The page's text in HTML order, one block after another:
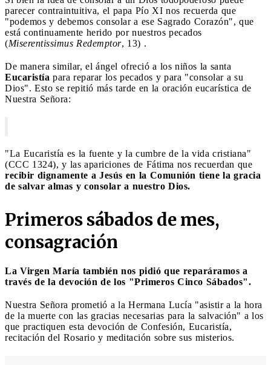
parecer contraintuitiva, el papa Pío XI nos recuerda que
"podemos y debemos consolar a ese Sagrado Corazón", que
está continuamente herido por nuestros pecados
(Miserentissimus Redemptor, 13) .
De manera similar, el ángel ofreció a los niños la santa
Eucaristía para reparar los pecados y para "consolar a su
Dios". Esto se repitió más tarde en la oración eucarística de
Nuestra Señora:
"La Eucaristía es la fuente y la cumbre de la vida cristiana"
(CCC 1324), y las apariciones de Fátima nos recuerdan que
recibir dignamente a Jesús en la Comunión tiene la gracia
de salvar almas y consolar a nuestro Dios.
Primeros sábados de mes,
consagración
La Virgen María también nos pidió que reparáramos a
través de la devoción de los "Primeros Cinco Sábados".
Nuestra Señora prometió a la Hermana Lucía "asistir a la hora
de la muerte con las gracias necesarias para la salvación" a los
que practiquen esta devoción de Confesión, Eucaristía,
recitación del Rosario y meditación sobre sus misterios.